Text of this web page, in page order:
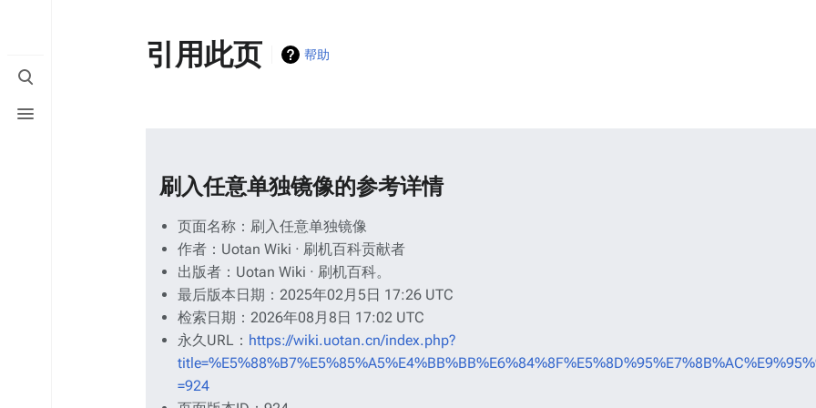
打
开/
关
闭
开/
引用此页 帮助
刷入任意单独镜像的参考详情
页面名称：刷入任意单独镜像
作者：Uotan Wiki · 刷机百科贡献者
出版者：Uotan Wiki · 刷机百科。
最后版本日期：2025年02月5日 17:26 UTC
检索日期：2026年08月8日 17:02 UTC
永久URL： https://wiki.uotan.cn/index.php?
=924